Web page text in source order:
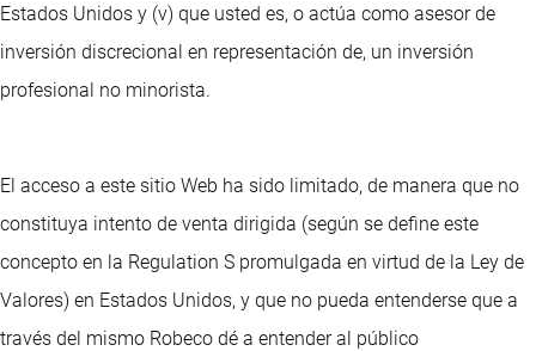
Estados Unidos y (v) que usted es, o actúa como asesor de
inversión discrecional en representación de, un inversión
profesional no minorista.
El acceso a este sitio Web ha sido limitado, de manera que no
constituya intento de venta dirigida (según se define este
concepto en la Regulation S promulgada en virtud de la Ley de
Valores) en Estados Unidos, y que no pueda entenderse que a
través del mismo Robeco dé a entender al público